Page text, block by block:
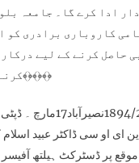
ادا کرے گا۔ جامعہ
کاروباری برادری کو
حاصل کرنے کے لیے
کرنے کے لیے پرعزم ہے۔﴾﴿﴾﴿﴾﴿
خبرنامہ نمبر1894/
ای او سی ڈاکٹر عبید
پر ڈسٹرکٹ ہیلتھ آفیسر